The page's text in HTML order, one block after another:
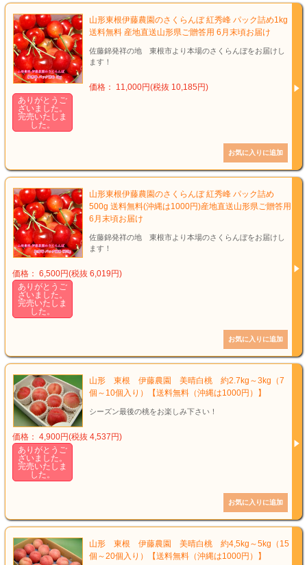
山形東根伊藤農園のさくらんぼ 紅秀峰 パック詰め1kg
送料無料 産地直送山形県ご贈答用 6月末頃お届け
佐藤錦発祥の地 東根市より本場のさくらんぼをお届けし
ます！
価格： 11,000円(税抜 10,185円)
ありがとうご
ざいました。
完売いたしま
した。
山形東根伊藤農園のさくらんぼ 紅秀峰 パック詰め
500g 送料無料(沖縄は1000円)産地直送山形県ご贈答用
6月末頃お届け
佐藤錦発祥の地 東根市より本場のさくらんぼをお届けし
ます！
価格： 6,500円(税抜 6,019円)
ありがとうご
ざいました。
完売いたしま
した。
山形 東根 伊藤農園 美晴白桃 約2.7kg～3kg（7
個～10個入り）【送料無料（沖縄は1000円）】
シーズン最後の桃をお楽しみ下さい！
価格： 4,900円(税抜 4,537円)
ありがとうご
ざいました。
完売いたしま
した。
山形 東根 伊藤農園 美晴白桃 約4,5kg～5kg（15
個～20個入り）【送料無料（沖縄は1000円）】